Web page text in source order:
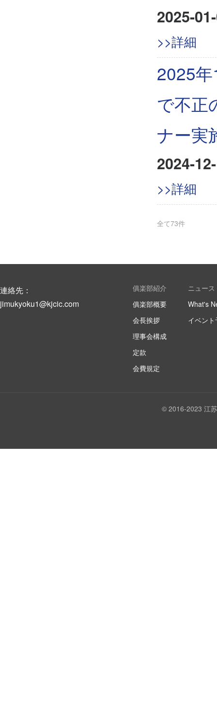
2025-
>>詳細
2025
で不正
ナー実
2024-
>>詳細
全て73件
連絡先：
jimukyoku1@kjcic.com
俱楽部紹介
俱楽部概要
会長挨拶
理事会構成
定款
会費規定
ニュース
What's
イベン
© 2016-2023 江